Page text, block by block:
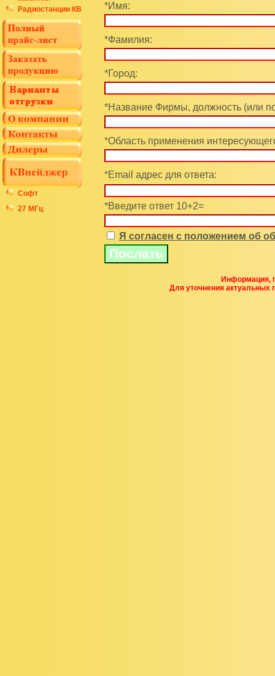
Радиостанции КВ
Софт
27 МГц
*Имя:
*Фамилия:
*Город:
*Название Фирмы, должность (или
*Область применения
*Email адрес для ответа:
*Введите ответ 10+2=
Я согласен с положением об
Информация,
Для уточнения актуальных